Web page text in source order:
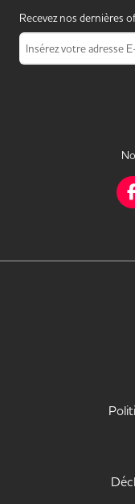
Recevez nos dernières
Insérez votre adresse